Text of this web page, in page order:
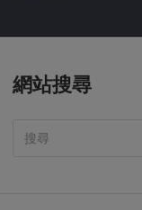
網站搜尋